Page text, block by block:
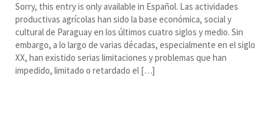
Sorry, this entry is only available in Español. Las actividades
productivas agrícolas han sido la base económica, social y
cultural de Paraguay en los últimos cuatro siglos y medio. Sin
embargo, a lo largo de varias décadas, especialmente en el siglo
XX, han existido serias limitaciones y problemas que han
impedido, limitado o retardado el […]